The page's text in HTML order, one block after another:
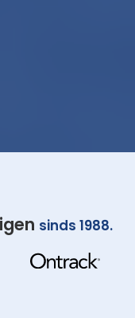
sinds 1988.